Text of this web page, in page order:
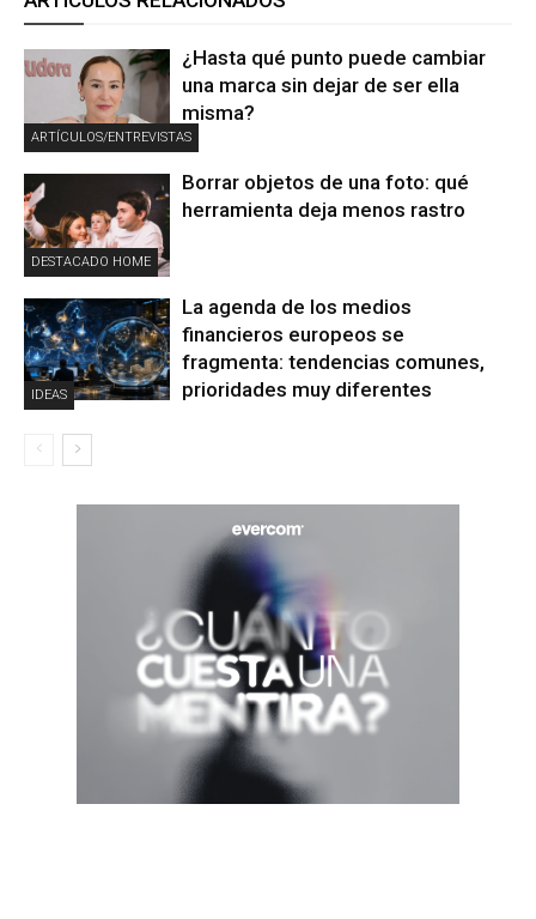
ARTÍCULOS/ENTREVISTAS
¿Hasta qué punto puede cambiar
una marca sin dejar de ser ella
misma?
DESTACADO HOME
Borrar objetos de una foto: qué
herramienta deja menos rastro
IDEAS
La agenda de los medios
financieros europeos se
fragmenta: tendencias comunes,
prioridades muy diferentes